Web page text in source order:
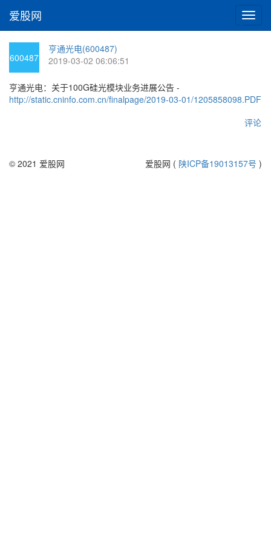
切
换
爱股网
600487
亨通光电(600487)
2019-03-02 06:06:51
亨通光电：关于100G硅光模块业务进展公告 -
http://static.cninfo.com.cn/finalpage/2019-03-01/1205858098.PDF
评论
© 2021 爱股网 爱股网 ( 陕ICP备19013157号 )